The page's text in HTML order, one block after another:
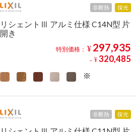
非断熱 採光
リシェントⅢ アルミ仕様 C14N型 片
開き
特別価格： ¥ 297,935
～ ¥ 320,485
非断熱 採光